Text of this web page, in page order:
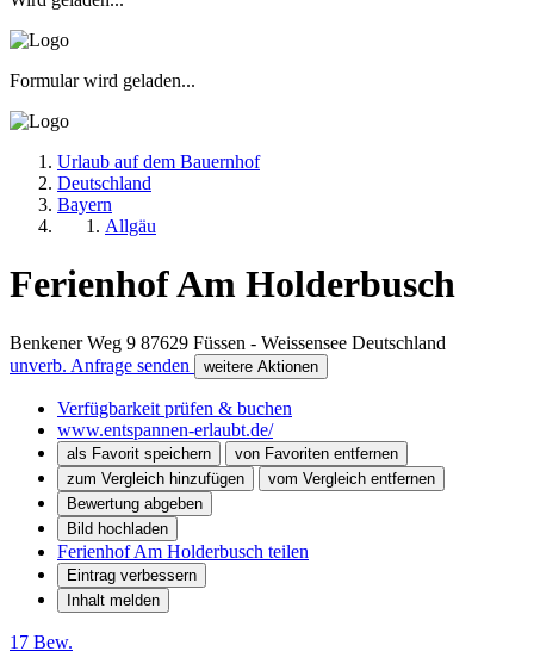
Formular wird geladen...
Urlaub auf dem Bauernhof
Deutschland
Bayern
Allgäu
Ferienhof Am Holderbusch
Benkener Weg 9 87629 Füssen - Weissensee Deutschland
unverb. Anfrage senden
weitere Aktionen
Verfügbarkeit prüfen & buchen
www.entspannen-erlaubt.de/
als Favorit speichern
von Favoriten entfernen
zum Vergleich hinzufügen
vom Vergleich entfernen
Bewertung abgeben
Bild hochladen
Ferienhof Am Holderbusch teilen
Eintrag verbessern
Inhalt melden
17 Bew.